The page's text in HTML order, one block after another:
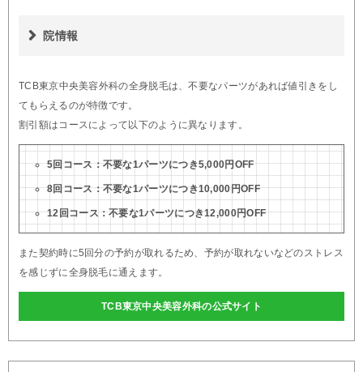
院情報
TCB東京中央美容外科の全身脱毛は、不要なパーツがあれば値引きをし
てもらえるのが特徴です。
割引額はコースによって以下のように異なります。
5回コース：不要な1パーツにつき5,000円OFF
8回コース：不要な1パーツにつき10,000円OFF
12回コース：不要な1パーツにつき12,000円OFF
また契約時に5回分の予約が取れるため、予約が取れないなどのストレス
を感じずに全身脱毛に通えます。
TCB東京中央美容外科の公式サイト